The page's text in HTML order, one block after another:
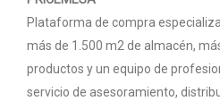
Plataforma de compra
más de 1.500 m2 de almacén,
productos y un equipo de
servicio de asesoramiento,